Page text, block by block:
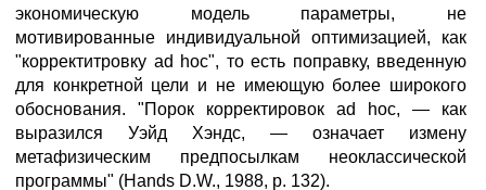
экономическую модель параметры, не
мотивированные индивидуальной оптимизацией, как
"корректитровку ad hoc", то есть поправку, введенную
для конкретной цели и не имеющую более широкого
обоснования. "Порок корректировок ad hoc, — как
выразился Уэйд Хэндс, — означает измену
метафизическим предпосылкам неоклассической
программы" (Hands D.W., 1988, р. 132).